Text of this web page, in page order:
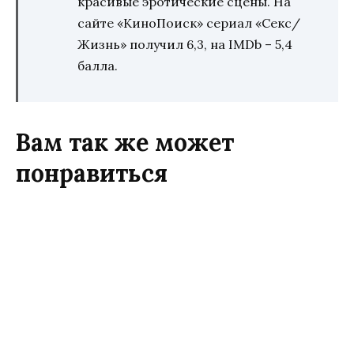
сайте «КиноПоиск» сериал «Секс/
Жизнь» получил 6,3, на IMDb – 5,4
балла.
Вам так же может
понравиться